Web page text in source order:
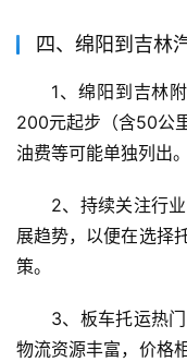
四、绵阳到吉林
1、绵阳到吉林
200元起步（含50公
油费等可能单独列出。
2、持续关注行
展趋势，以便在选择
策。
3、板车托运热
物流资源丰富，价格